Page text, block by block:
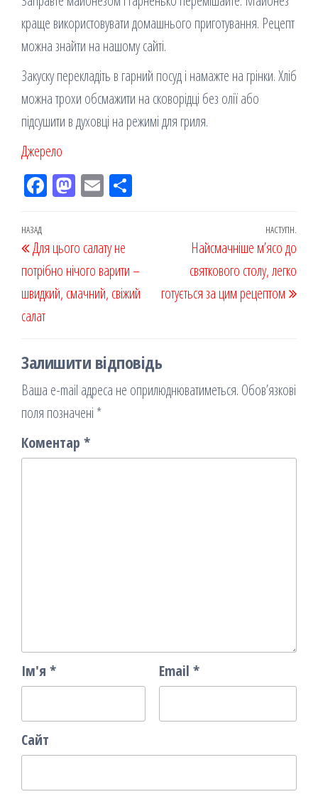
краще використовувати домашнього приготування. Рецепт
можна знайти на нашому сайті.
Закуску перекладіть в гарний посуд і намажте на грінки. Хліб
можна трохи обсмажити на сковорідці без олії або
підсушити в духовці на режимі для гриля.
Джерело
Fac
k
M
on
Em
я
Навігація
записів
Попередній
запис
НАЗАД
Для цього салату не
потрібно нічого варити –
швидкий, смачний, свіжий
салат
НАСТУПН.
Найсмачніше м’ясо до
святкового столу, легко
готується за цим рецептом
Залишити відповідь
Ваша e-mail адреса не оприлюднюватиметься. Обов’язкові
поля позначені *
Коментар *
Ім'я * Email *
Сайт